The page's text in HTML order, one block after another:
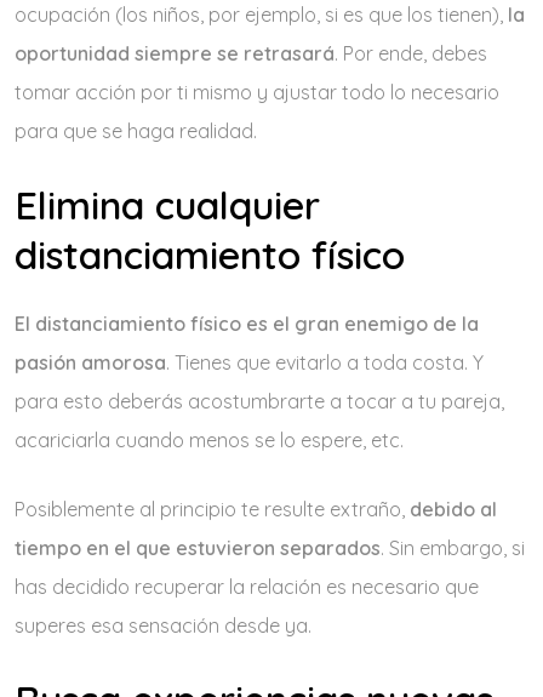
ocupación (los niños, por ejemplo, si es que los tienen), la
oportunidad siempre se retrasará. Por ende, debes
tomar acción por ti mismo y ajustar todo lo necesario
para que se haga realidad.
Elimina cualquier
distanciamiento físico
El distanciamiento físico es el gran enemigo de la
pasión amorosa. Tienes que evitarlo a toda costa. Y
para esto deberás acostumbrarte a tocar a tu pareja,
acariciarla cuando menos se lo espere, etc.
Posiblemente al principio te resulte extraño, debido al
tiempo en el que estuvieron separados. Sin embargo, si
has decidido recuperar la relación es necesario que
superes esa sensación desde ya.